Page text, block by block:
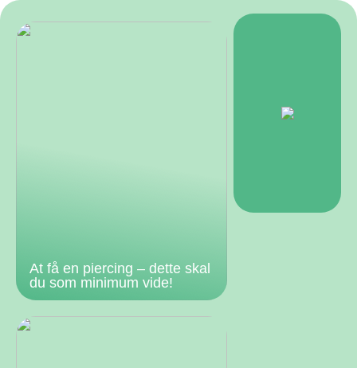
At få en piercing – dette skal
du som minimum vide!